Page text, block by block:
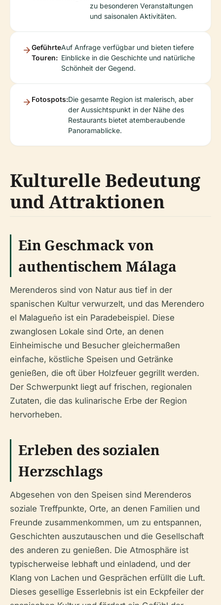
zu besonderen Veranstaltungen
und saisonalen Aktivitäten.
Geführte
Touren:
Auf Anfrage verfügbar und bieten tiefere
Einblicke in die Geschichte und natürliche
Schönheit der Gegend.
Fotospots:Die gesamte Region ist malerisch, aber
der Aussichtspunkt in der Nähe des
Restaurants bietet atemberaubende
Panoramablicke.
Kulturelle Bedeutung
und Attraktionen
Ein Geschmack von
authentischem Málaga
Merenderos sind von Natur aus tief in der
spanischen Kultur verwurzelt, und das Merendero
el Malagueño ist ein Paradebeispiel. Diese
zwanglosen Lokale sind Orte, an denen
Einheimische und Besucher gleichermaßen
einfache, köstliche Speisen und Getränke
genießen, die oft über Holzfeuer gegrillt werden.
Der Schwerpunkt liegt auf frischen, regionalen
Zutaten, die das kulinarische Erbe der Region
hervorheben.
Erleben des sozialen
Herzschlags
Abgesehen von den Speisen sind Merenderos
soziale Treffpunkte, Orte, an denen Familien und
Freunde zusammenkommen, um zu entspannen,
Geschichten auszutauschen und die Gesellschaft
des anderen zu genießen. Die Atmosphäre ist
typischerweise lebhaft und einladend, und der
Klang von Lachen und Gesprächen erfüllt die Luft.
Dieses gesellige Esserlebnis ist ein Eckpfeiler der